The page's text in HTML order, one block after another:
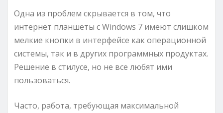
Одна из проблем скрывается в том, что
интернет планшеты с Windows 7 имеют слишком
мелкие кнопки в интерфейсе как операционной
системы, так и в других программных продуктах.
Решение в стилусе, но не все любят ими
пользоваться.
Часто, работа, требующая максимальной